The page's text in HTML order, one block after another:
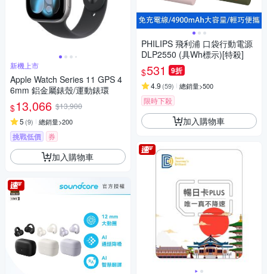
新機上市
Apple Watch Series 11 GPS 4
6mm 鋁金屬錶殼/運動錶環
$13,066 $13,900
5 (9) 總銷量>200
挑戰低價 券
加入購物車
PHILIPS 飛利浦 口袋行動電源
DLP2550 (具Wh標示)[特殺]
$531 9折
4.9 (59) 總銷量>500
限時下殺
加入購物車